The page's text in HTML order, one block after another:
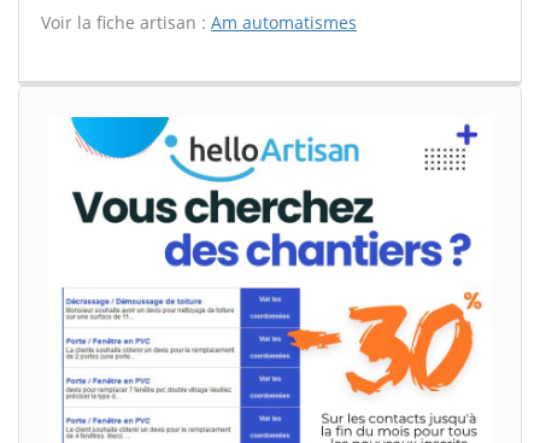
Voir la fiche artisan : Am automatismes